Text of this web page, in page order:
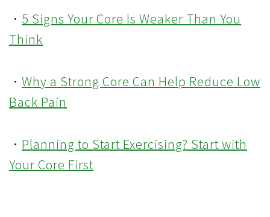
． 5 Signs Your Core Is Weaker Than You
Think
． Why a Strong Core Can Help Reduce Low
Back Pain
． Planning to Start Exercising? Start with
Your Core First